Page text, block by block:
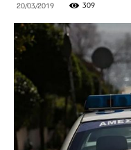
20/03/2019 309